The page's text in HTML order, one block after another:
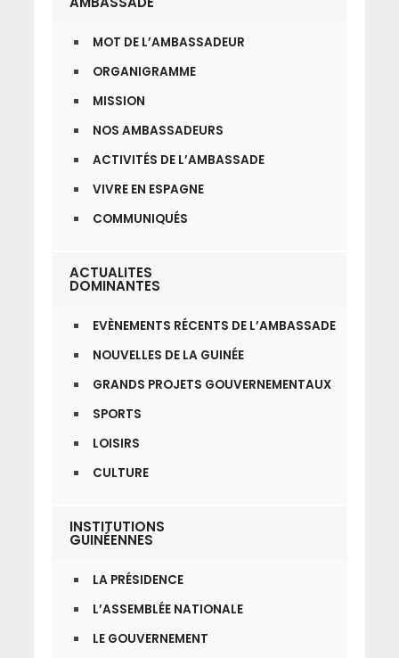
MOT DE L’AMBASSADEUR
ORGANIGRAMME
MISSION
NOS AMBASSADEURS
ACTIVITÉS DE L’AMBASSADE
VIVRE EN ESPAGNE
COMMUNIQUÉS
ACTUALITES
DOMINANTES
EVÈNEMENTS RÉCENTS DE L’AMBASSADE
NOUVELLES DE LA GUINÉE
GRANDS PROJETS GOUVERNEMENTAUX
SPORTS
LOISIRS
CULTURE
INSTITUTIONS
GUINÉENNES
LA PRÉSIDENCE
L’ASSEMBLÉE NATIONALE
LE GOUVERNEMENT